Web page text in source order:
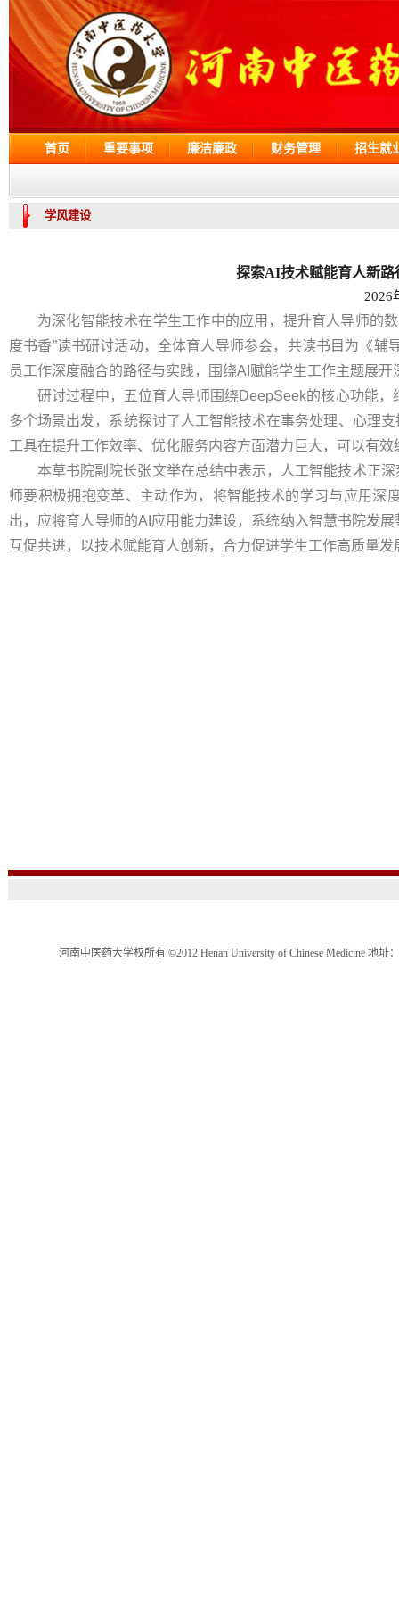
首页 重要事项 廉洁廉政 财务管理 招生就
学风建设
探索AI技术赋能育人新路
2026
为深化智能技术在学生工作中的应用，提升育人导师的
度书香”读书研讨活动，全体育人导师参会，共读书目为《
员工作深度融合的路径与实践，围绕AI赋能学生工作主题展开
研讨过程中，五位育人导师围绕DeepSeek的核心功能
多个场景出发，系统探讨了人工智能技术在事务处理、心理
工具在提升工作效率、优化服务内容方面潜力巨大，可以有
本草书院副院长张文举在总结中表示，人工智能技术正
师要积极拥抱变革、主动作为，将智能技术的学习与应用
出，应将育人导师的AI应用能力建设，系统纳入智慧书院发
互促共进，以技术赋能育人创新，合力促进学生工作高质量发
河南中医药大学权所有 ©2012 Henan University of Chinese Medicine 地